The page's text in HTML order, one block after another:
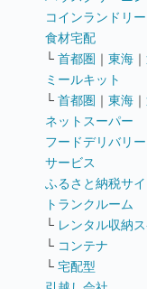
コインランドリー
食材宅配
└ 首都圏 ｜ 東海 ｜
ミールキット
└ 首都圏 ｜ 東海 ｜
ネットスーパー
フードデリバリー
サービス
ふるさと納税サイ
トランクルーム
└ レンタル収納
└ コンテナ
└ 宅配型